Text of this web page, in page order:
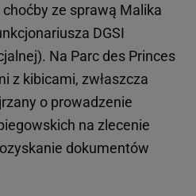
ze sprawą Malika
DGSI
Na Parc des Princes
z kibicami, zwłaszcza
o prowadzenie
na zlecenie
dokumentów